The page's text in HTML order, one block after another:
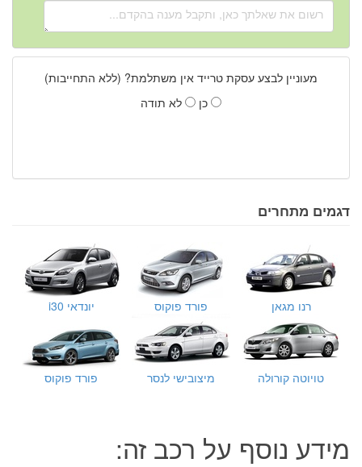
מעוניין לבצע עסקת טרייד אין משתלמת? (ללא התחייבות)
כן
לא תודה
דגמים מתחרים
רנו מגאן פורד פוקוס יונדאי i30
טויוטה קורולה מיצובישי לנסר פורד פוקוס
מידע נוסף על רכב זה: